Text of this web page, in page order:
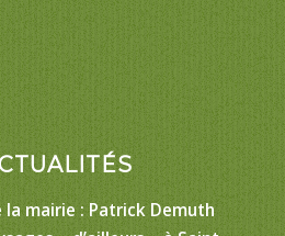
la mairie : Patrick Demuth